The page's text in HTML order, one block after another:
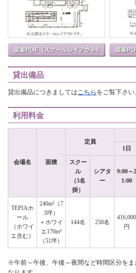
貸出備品
貸出備品につきましては こちら をご覧下さ
利用料金
会場名 面積
定員
1日
スクー
ル
（3名
掛）
シアタ
ー
9:00～2
1:00
TEPIAホ
ール
（ホワイ
エ含む）
240m²（7
3坪）
＋ホワイ
エ170m²
（51坪）
144名 250名
416,000
円
※午前～午後、午後～夜間など時間区分をま